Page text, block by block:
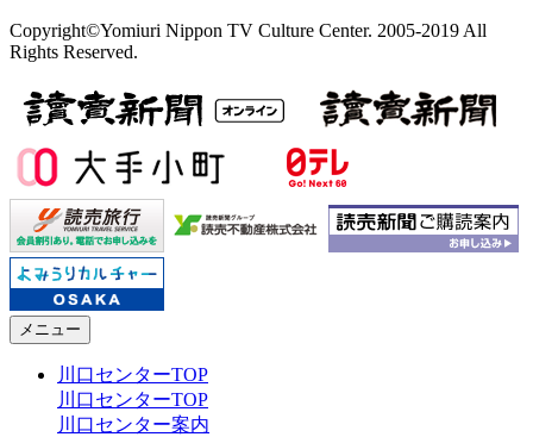
Copyright©Yomiuri Nippon TV Culture Center. 2005-2019 All
Rights Reserved.
メニュー
川口センターTOP
川口センターTOP
川口センター案内